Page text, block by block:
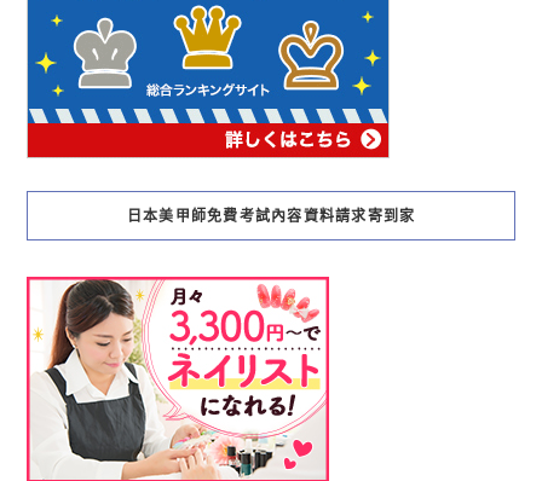
日本美甲師免費考試內容資料請求寄到家